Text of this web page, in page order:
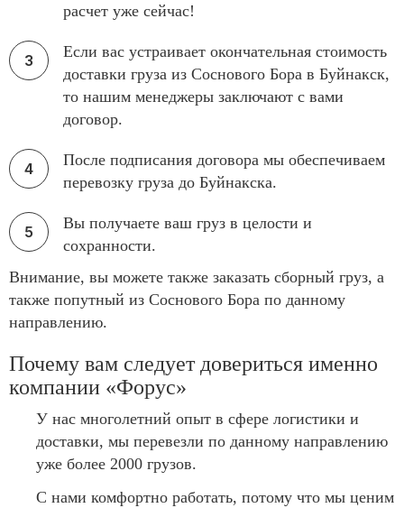
расчет уже сейчас!
Если вас устраивает окончательная стоимость
доставки груза из Соснового Бора в Буйнакск,
то нашим менеджеры заключают с вами
договор.
После подписания договора мы обеспечиваем
перевозку груза до Буйнакска.
Вы получаете ваш груз в целости и
сохранности.
Внимание, вы можете также заказать сборный груз, а
также попутный из Соснового Бора по данному
направлению.
Почему вам следует довериться именно
компании «Форус»
У нас многолетний опыт в сфере логистики и
доставки, мы перевезли по данному направлению
уже более 2000 грузов.
С нами комфортно работать, потому что мы ценим